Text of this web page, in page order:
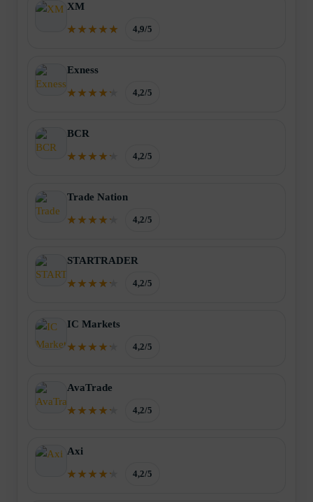
XM
4,9/5
Exness
4,2/5
BCR
4,2/5
Trade Nation
4,2/5
STARTRADER
4,2/5
IC Markets
4,2/5
AvaTrade
4,2/5
Axi
4,2/5